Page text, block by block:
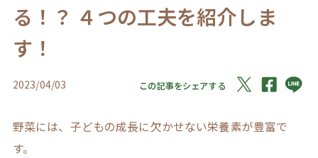
る！？ ４つの工夫を紹介しま
す！
2023/04/03 この記事をシェアする
野菜には、子どもの成長に欠かせない栄養素が豊富で
す。